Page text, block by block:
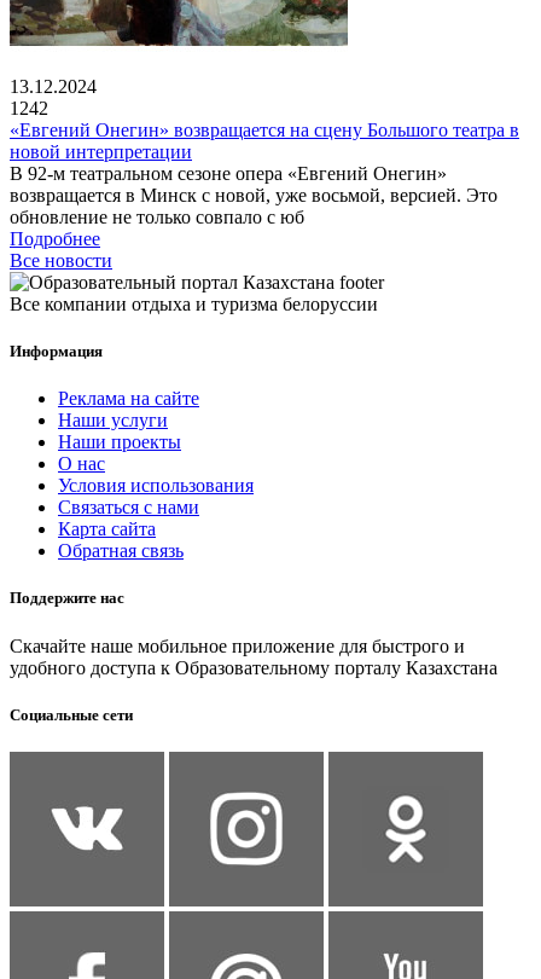
13.12.2024
1242
«Евгений Онегин» возвращается на сцену Большого театра в
новой интерпретации
В 92-м театральном сезоне опера «Евгений Онегин»
возвращается в Минск с новой, уже восьмой, версией. Это
обновление не только совпало с юб
Подробнее
Все новости
Все компании отдыха и туризма белоруссии
Информация
Реклама на сайте
Наши услуги
Наши проекты
О нас
Условия использования
Связаться с нами
Карта сайта
Обратная связь
Поддержите нас
Скачайте наше мобильное приложение для быстрого и
удобного доступа к Образовательному порталу Казахстана
Социальные сети